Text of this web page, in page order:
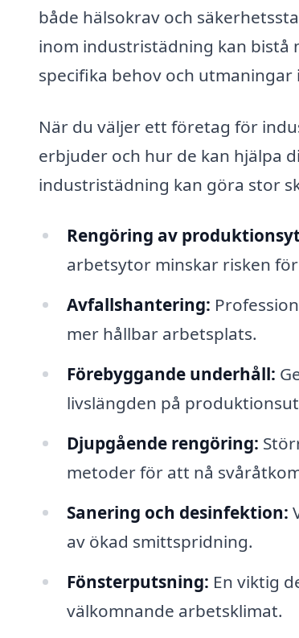
både hälsokrav och
inom industristädning kan bistå
specifika behov och utmaningar
När du väljer ett företag för
erbjuder och hur de kan hjälpa
industristädning kan göra stor
Rengöring av
arbetsytor minskar risken
Avfallshantering:
mer hållbar arbetsplats.
Förebyggande underhåll:
livslängden på
Djupgående rengöring:
metoder för att nå
Sanering och desinfektion:
av ökad smittspridning.
Fönsterputsning: En viktig
välkomnande arbetsklimat.